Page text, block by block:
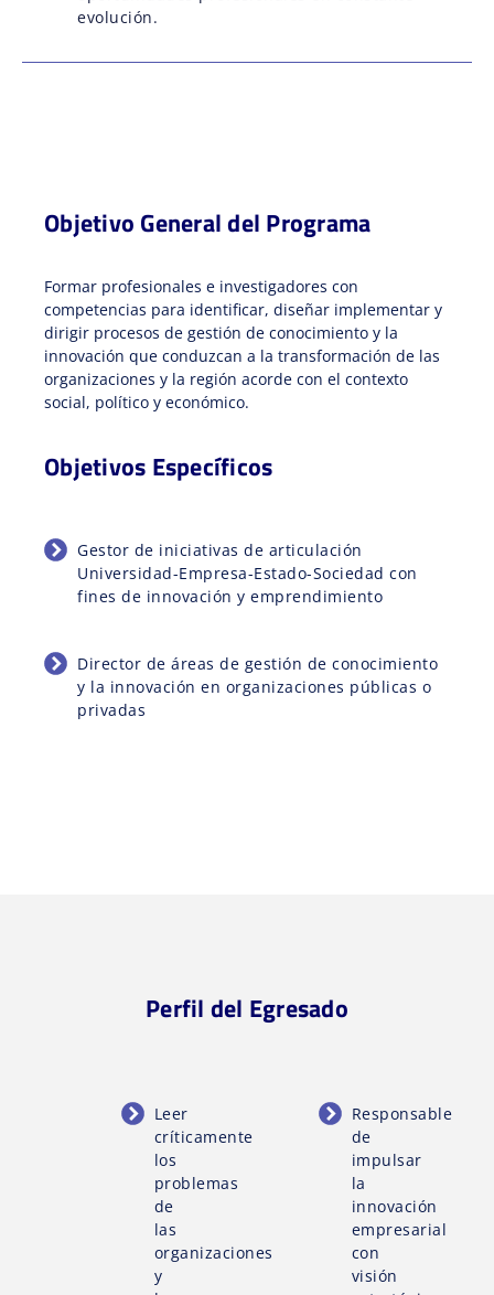
evolución.
Objetivo General del Programa
Formar profesionales e investigadores con
competencias para identificar, diseñar implementar y
dirigir procesos de gestión de conocimiento y la
innovación que conduzcan a la transformación de las
organizaciones y la región acorde con el contexto
social, político y económico.
Objetivos Específicos
Gestor de iniciativas de articulación
Universidad-Empresa-Estado-Sociedad con
fines de innovación y emprendimiento
Director de áreas de gestión de conocimiento
y la innovación en organizaciones públicas o
privadas
Perfil del Egresado
Leer
críticamente
los
problemas
de
las
organizaciones
y
Responsable
de
impulsar
la
innovación
empresarial
con
visión